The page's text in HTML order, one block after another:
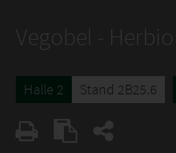
Vegobel - Herbio
Halle 2 Stand 2B25.6